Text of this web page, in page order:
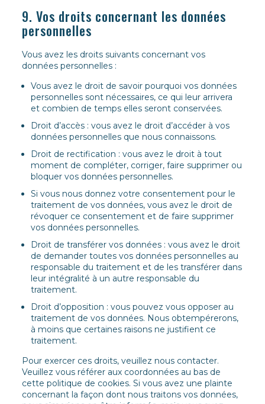
9. Vos droits concernant les données
personnelles
Vous avez les droits suivants concernant vos
données personnelles :
Vous avez le droit de savoir pourquoi vos données
personnelles sont nécessaires, ce qui leur arrivera
et combien de temps elles seront conservées.
Droit d’accès : vous avez le droit d’accéder à vos
données personnelles que nous connaissons.
Droit de rectification : vous avez le droit à tout
moment de compléter, corriger, faire supprimer ou
bloquer vos données personnelles.
Si vous nous donnez votre consentement pour le
traitement de vos données, vous avez le droit de
révoquer ce consentement et de faire supprimer
vos données personnelles.
Droit de transférer vos données : vous avez le droit
de demander toutes vos données personnelles au
responsable du traitement et de les transférer dans
leur intégralité à un autre responsable du
traitement.
Droit d’opposition : vous pouvez vous opposer au
traitement de vos données. Nous obtempérerons,
à moins que certaines raisons ne justifient ce
traitement.
Pour exercer ces droits, veuillez nous contacter.
Veuillez vous référer aux coordonnées au bas de
cette politique de cookies. Si vous avez une plainte
concernant la façon dont nous traitons vos données,